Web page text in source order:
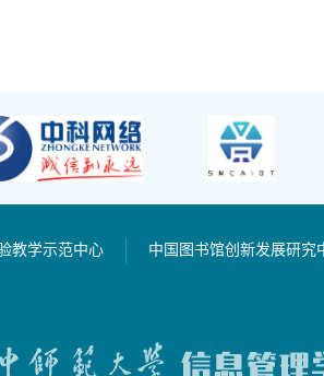
教学示范中心 中国图书馆创新发展研究